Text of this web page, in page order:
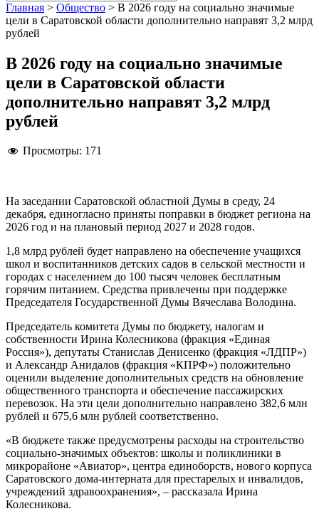
Главная > Общество > В 2026 году на социально значимые
цели в Саратовской области дополнительно направят 3,2 млрд
рублей
В 2026 году на социально значимые
цели в Саратовской области
дополнительно направят 3,2 млрд
рублей
Просмотры: 171
На заседании Саратовской областной Думы в среду, 24
декабря, единогласно приняты поправки в бюджет региона на
2026 год и на плановый период 2027 и 2028 годов.
1,8 млрд рублей будет направлено на обеспечение учащихся
школ и воспитанников детских садов в сельской местности и
городах с населением до 100 тысяч человек бесплатным
горячим питанием. Средства привлечены при поддержке
Председателя Государственной Думы Вячеслава Володина.
Председатель комитета Думы по бюджету, налогам и
собственности Ирина Колесникова (фракция «Единая
Россия»), депутаты Станислав Денисенко (фракция «ЛДПР»)
и Александр Анидалов (фракция «КПРФ») положительно
оценили выделение дополнительных средств на обновление
общественного транспорта и обеспечение пассажирских
перевозок. На эти цели дополнительно направлено 382,6 млн
рублей и 675,6 млн рублей соответственно.
«В бюджете также предусмотрены расходы на строительство
социально-значимых объектов: школы и поликлиники в
микрорайоне «Авиатор», центра единоборств, нового корпуса
Саратовского дома-интерната для престарелых и инвалидов,
учреждений здравоохранения», – рассказала Ирина
Колесникова.